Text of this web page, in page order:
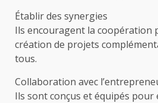
Établir des synergies
Ils encouragent la coopération
création de projets
tous.
Collaboration avec
Ils sont conçus et équipés pour